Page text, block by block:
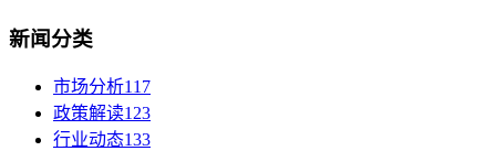
新闻分类
市场分析117
政策解读123
行业动态133